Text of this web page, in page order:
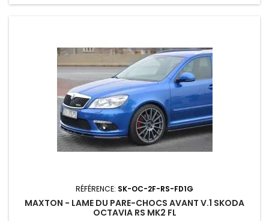
RÉFÉRENCE: SK-OC-2F-RS-FD1G
MAXTON - LAME DU PARE-CHOCS AVANT V.1 SKODA
OCTAVIA RS MK2 FL